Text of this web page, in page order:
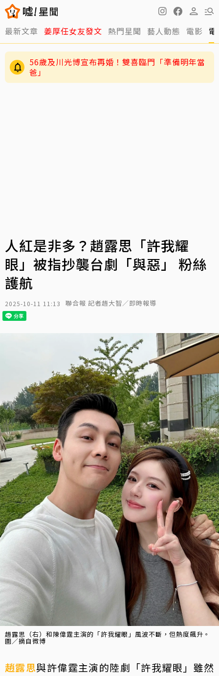
最新文章 姜厚任女友發文 熱門星聞 藝人動態 電影
56歲及川光博宣布再婚！雙喜臨門「準備明年當
爸」
人紅是非多？趙露思「許我耀
眼」被指抄襲台劇「與惡」 粉絲
護航
2025-10-11 11:13 聯合報 記者趙大智／即時報導
趙露思（右）和陳偉霆主演的「許我耀眼」風波不斷，但熱度飆升。
圖／摘自微博
趙露思與許偉霆主演的陸劇「許我耀眼」雖然